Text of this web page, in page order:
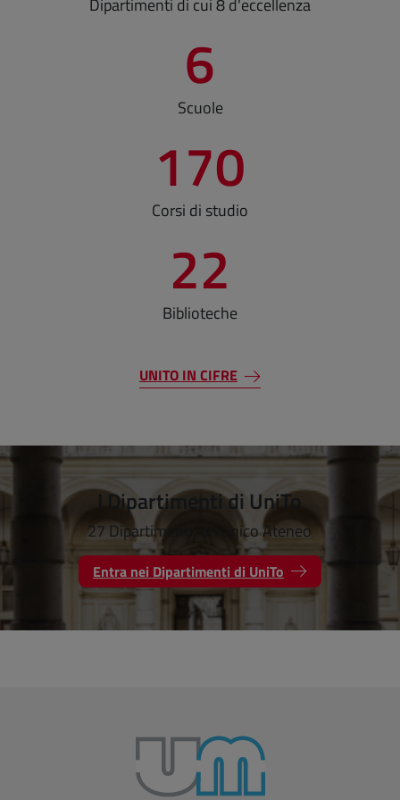
6
Scuole
170
Corsi di studio
22
Biblioteche
UNITO IN CIFRE
I Dipartimenti di UniTo
27 Dipartimenti, un unico Ateneo
Entra nei Dipartimenti di UniTo